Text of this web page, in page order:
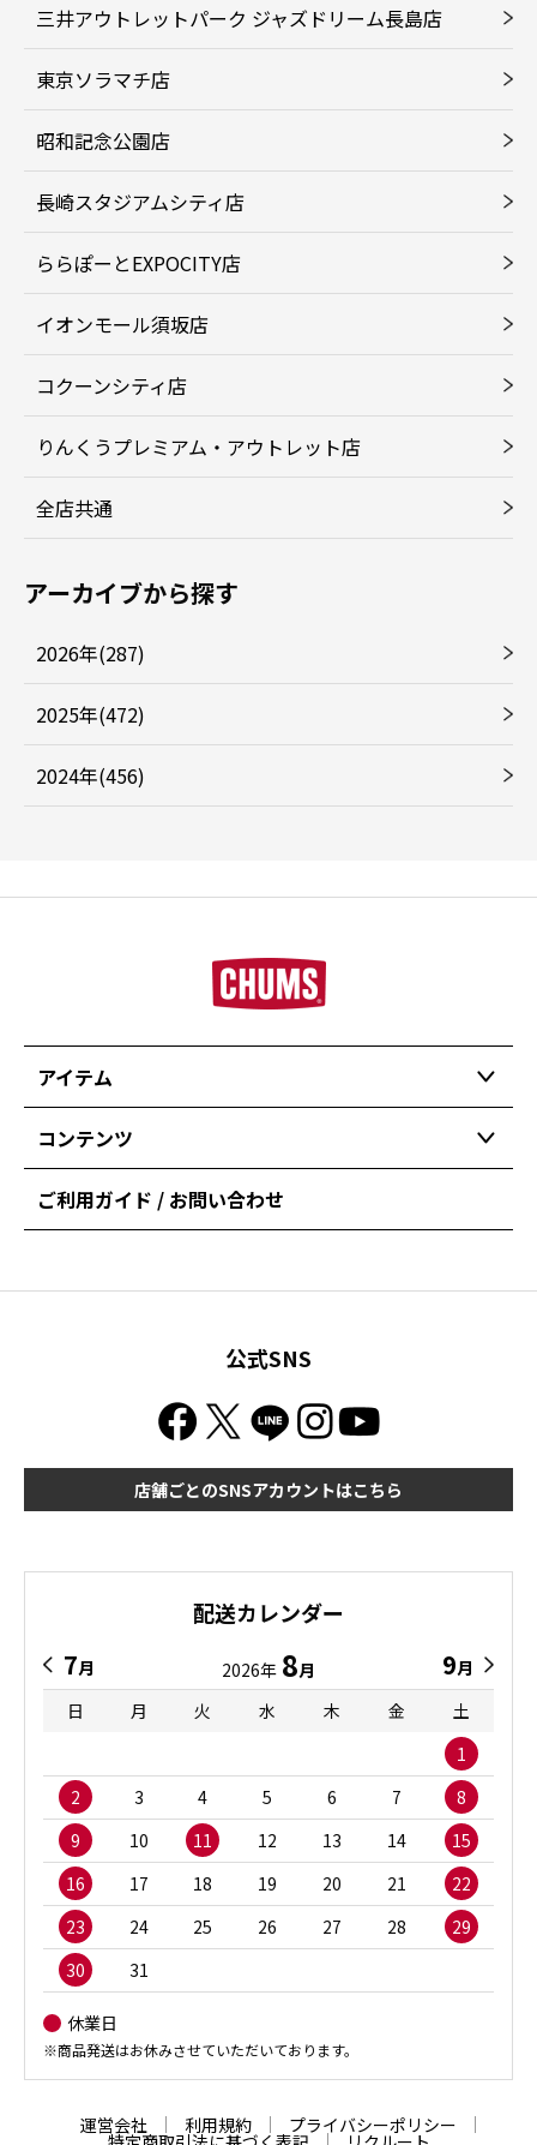
三井アウトレットパーク ジャズドリーム長島店
東京ソラマチ店
昭和記念公園店
長崎スタジアムシティ店
ららぽーとEXPOCITY店
イオンモール須坂店
コクーンシティ店
りんくうプレミアム・アウトレット店
全店共通
アーカイブから探す
2026年(287)
2025年(472)
2024年(456)
アイテム
コンテンツ
ご利用ガイド / お問い合わせ
公式SNS
店舗ごとのSNSアカウントはこちら
配送カレンダー
7月 2026年 8月 9月
日
月 火 水 木 金
土
1
2
3 4 5 6 7
8
9
10 11 12 13 14
15
16
17 18 19 20 21
22
23
24 25 26 27 28
29
30
31
休業日
※商品発送はお休みさせていただいております。
運営会社 利用規約 プライバシーポリシー